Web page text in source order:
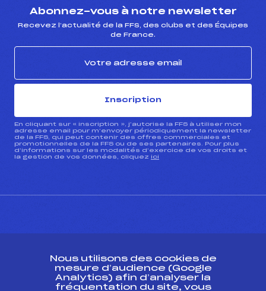
Abonnez-vous à notre newsletter
Recevez l’actualité de la FFS, des clubs et des Équipes
de France.
Inscription
En cliquant sur « inscription », j’autorise la FFS à utiliser mon
adresse email pour m’envoyer périodiquement la newsletter
de la FFS, qui peut contenir des offres commerciales et
promotionnelles de la FFS ou de ses partenaires. Pour plus
d’informations sur les modalités d’exercice de vos droits et
la gestion de vos données, cliquez ici
ESPACE PRESSE
Nous utilisons des cookies de
mesure d’audience (Google
Analytics) afin d’analyser la
fréquentation du site, vous